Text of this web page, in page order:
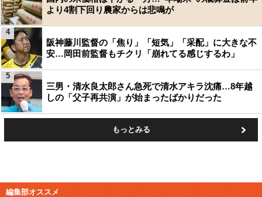
より4割下回り農家からは悲鳴が
阪神藤川監督の「焦り」「短気」「采配」に大きな不
安…岡田前監督もチクリ「崩れてる感じするわ」
4
三男・清水良太郎さん急死で清水アキラ沈痛…8年越
しの「父子再共演」が始まったばかりだった
5
もっとみる
編集部オススメ